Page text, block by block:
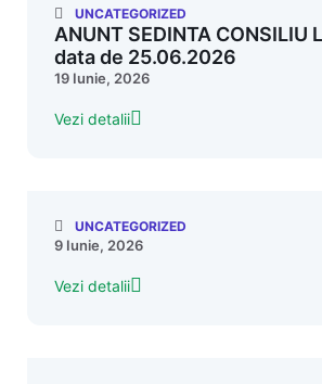
UNCATEGORIZED
ANUNT SEDINTA CONSILIU
data de 25.06.2026
19 Iunie, 2026
Vezi detalii
UNCATEGORIZED
9 Iunie, 2026
Vezi detalii